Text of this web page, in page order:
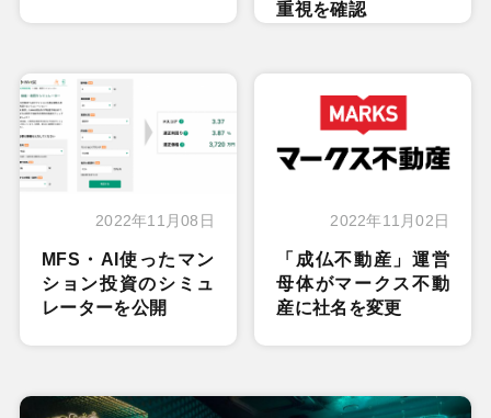
重視を確認
2022年11月08日
MFS・AI使ったマン
ション投資のシミュ
レーターを公開
2022年11月02日
「成仏不動産」運営
母体がマークス不動
産に社名を変更